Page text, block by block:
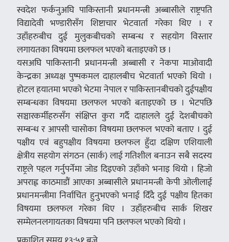
स्वदेश फर्कनुअघि पाकिस्तानी प्रधानमन्त्री अब्बासीले राष्ट्रपति
विद्यादेवी भण्डारीसँग शिष्टाचार भेटवार्ता गरेका थिए । र
उहाँहरुबीच दुई मुलुकबीचको सम्बन्ध र सहयोग विस्तार
लगायतका विषयमा छलफल भएको बताइएको छ ।
यसअघि पाकिस्तानी प्रधानमन्त्री अब्बासी र नेकपा माओवादी
केन्द्रका अध्यक्ष पुष्पकमल दाहालबीच भेटवार्ता भएको थियो ।
होटल हयातमा भएको भेटमा नेपाल र पाकिस्तानबीचको दुईपक्षीय
सम्बन्धका विषयमा छलफल भएको बताइएको छ । भेटपछि
सञ्चारकर्मीहरुसँग संक्षिप्त कुरा गर्दै दाहालले दुई देशबीचको
सम्बन्ध र आपसी चासोका विषयमा छलफल भएको बताए । दुई
पक्षीय एवं बहुपक्षीय विषयमा छलफल हुँदा दक्षिण एशियाली
क्षेत्रीय सहयोग संगठन (सार्क) लाई गतिशील बनाउन सबै सदस्य
राष्ट्रले पहल गर्नुपर्नेमा जोड दिइएको उहाँको भनाइ थियो । हिजो
अपराह्न काठमाडौं आएका अब्बासीले प्रधानमन्त्री केपी ओलीलाई
प्रधानमन्त्रीमा निर्वाचित हुनुभएको भनाई दिँदै दुई पक्षीय हितका
विषयमा छलफल गरेका थिए । उहाँहरुबीच सार्क शिखर
सम्मेलनलगायतका विषयमा पनि छलफल भएको थियो ।